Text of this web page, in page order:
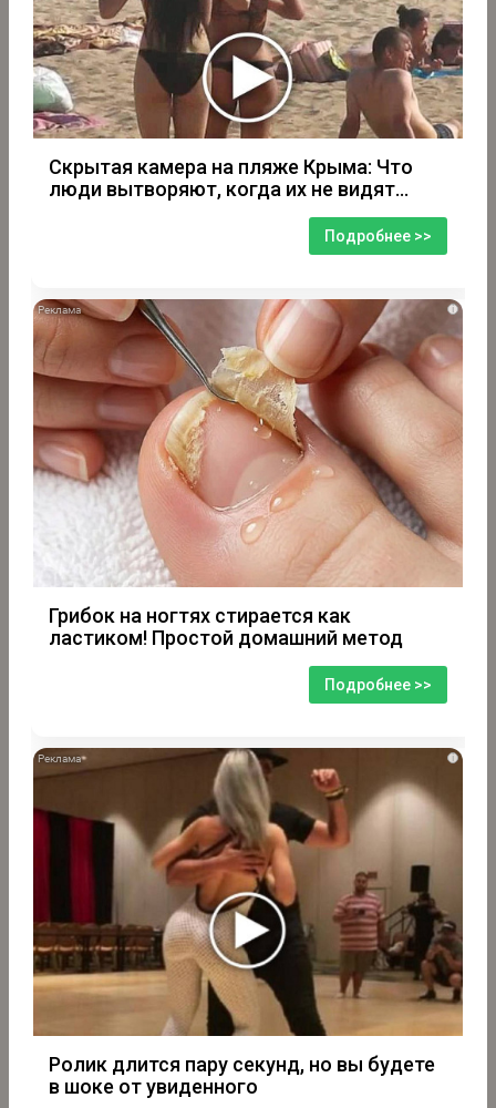
Скрытая камера на пляже Крыма: Что
люди вытворяют, когда их не видят...
Подробнее >>
i
Грибок на ногтях стирается как
ластиком! Простой домашний метод
Подробнее >>
i
Ролик длится пару секунд, но вы будете
в шоке от увиденного